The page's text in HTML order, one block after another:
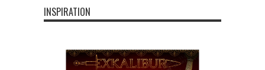
INSPIRATION